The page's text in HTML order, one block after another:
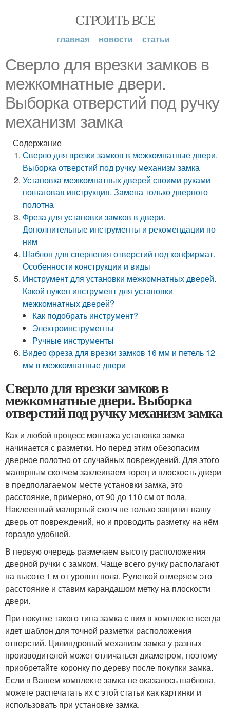
СТРОИТЬ ВСЕ
главная новости статьи
Сверло для врезки замков в
межкомнатные двери.
Выборка отверстий под ручку
механизм замка
Содержание
Сверло для врезки замков в межкомнатные двери.
Выборка отверстий под ручку механизм замка
Установка межкомнатных дверей своими руками
пошаговая инструкция. Замена только дверного
полотна
Фреза для установки замков в двери.
Дополнительные инструменты и рекомендации по
ним
Шаблон для сверления отверстий под конфирмат.
Особенности конструкции и виды
Инструмент для установки межкомнатных дверей.
Какой нужен инструмент для установки
межкомнатных дверей?
Как подобрать инструмент?
Электроинструменты
Ручные инструменты
Видео фреза для врезки замков 16 мм и петель 12
мм в межкомнатные двери
Сверло для врезки замков в
межкомнатные двери. Выборка
отверстий под ручку механизм замка
Как и любой процесс монтажа установка замка
начинается с разметки. Но перед этим обезопасим
дверное полотно от случайных повреждений. Для этого
малярным скотчем заклеиваем торец и плоскость двери
в предполагаемом месте установки замка, это
расстояние, примерно, от 90 до 110 см от пола.
Наклеенный малярный скотч не только защитит нашу
дверь от повреждений, но и проводить разметку на нём
гораздо удобней.
В первую очередь размечаем высоту расположения
дверной ручки с замком. Чаще всего ручку располагают
на высоте 1 м от уровня пола. Рулеткой отмеряем это
расстояние и ставим карандашом метку на плоскости
двери.
При покупке такого типа замка с ним в комплекте всегда
идет шаблон для точной разметки расположения
отверстий. Цилиндровый механизм замка у разных
производителей может отличаться диаметром, поэтому
приобретайте коронку по дереву после покупки замка.
Если в Вашем комплекте замка не оказалось шаблона,
можете распечатать их с этой статьи как картинки и
использовать при установке замка.